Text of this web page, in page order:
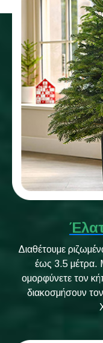
Διαθέτουμε
έως 3.5 μέτρα.
ομορφύνετε τον
διακοσμήσουν